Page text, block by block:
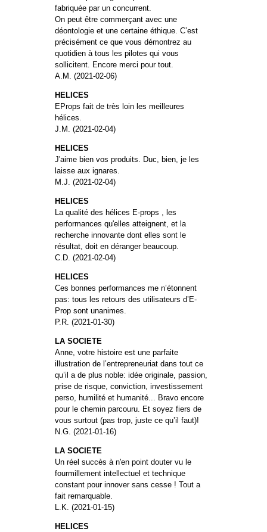
fabriquée par un concurrent.
On peut être commerçant avec une
déontologie et une certaine éthique. C’est
précisément ce que vous démontrez au
quotidien à tous les pilotes qui vous
sollicitent. Encore merci pour tout.
A.M. (2021-02-06)
HELICES
EProps fait de très loin les meilleures
hélices.
J.M. (2021-02-04)
HELICES
J'aime bien vos produits. Duc, bien, je les
laisse aux ignares.
M.J. (2021-02-04)
HELICES
La qualité des hélices E-props , les
performances qu'elles atteignent, et la
recherche innovante dont elles sont le
résultat, doit en déranger beaucoup.
C.D. (2021-02-04)
HELICES
Ces bonnes performances me n’étonnent
pas: tous les retours des utilisateurs d’E-
Prop sont unanimes.
P.R. (2021-01-30)
LA SOCIETE
Anne, votre histoire est une parfaite
illustration de l’entrepreneuriat dans tout ce
qu’il a de plus noble: idée originale, passion,
prise de risque, conviction, investissement
perso, humilité et humanité... Bravo encore
pour le chemin parcouru. Et soyez fiers de
vous surtout (pas trop, juste ce qu’il faut)!
N.G. (2021-01-16)
LA SOCIETE
Un réel succès à n'en point douter vu le
fourmillement intellectuel et technique
constant pour innover sans cesse ! Tout a
fait remarquable.
L.K. (2021-01-15)
HELICES